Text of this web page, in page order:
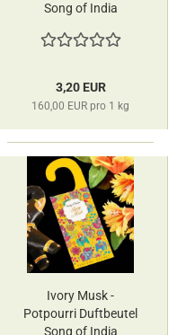
Song of India
3,20 EUR
160,00 EUR pro 1 kg
Ivory Musk -
Potpourri Duftbeutel
Song of India